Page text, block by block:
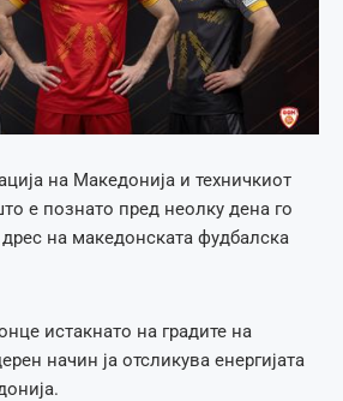
на Македонија и техничкиот
е познато пред неолку дена го
дрес на македонската фудбалска
истакнато на градите на
начин ја отсликува енергијата